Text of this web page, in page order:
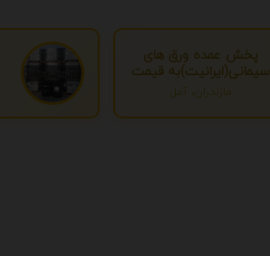
پخش عمده ورق های
سیمانی(ایرانیت)به قیمت
درب کارخانه
مازندران، آمل